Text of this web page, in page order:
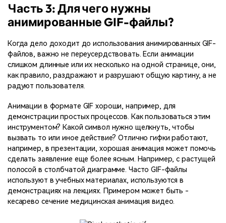
Часть 3: Для чего нужны
анимированные GIF-файлы?
Когда дело доходит до использования анимированных GIF-
файлов, важно не переусердствовать. Если анимации
слишком длинные или их несколько на одной странице, они,
как правило, раздражают и разрушают общую картину, а не
радуют пользователя.
Анимации в формате GIF хороши, например, для
демонстрации простых процессов. Как пользоваться этим
инструментом? Какой символ нужно щелкнуть, чтобы
вызвать то или иное действие? Отлично гифки работают,
например, в презентации, хорошая анимация может помочь
сделать заявление еще более ясным. Например, с растущей
полосой в столбчатой диаграмме. Часто GIF-файлы
используют в учебных материалах, используются в
демонстрациях на лекциях. Примером может быть -
кесарево сечение медицинская анимация видео.